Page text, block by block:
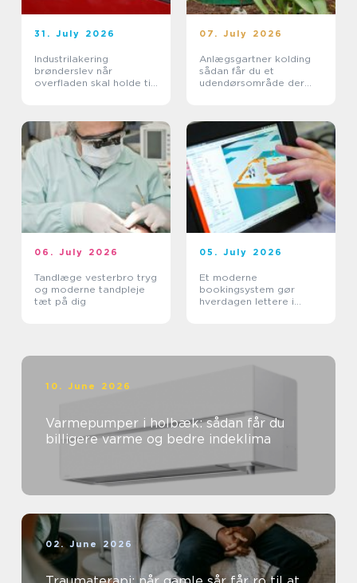
31. July 2026
Industrilakering
brønderslev når
overfladen skal holde til
07. July 2026
Anlægsgartner kolding
sådan får du et
udendørsområde der
06. July 2026
Tandlæge vesterbro tryg
og moderne tandpleje
tæt på dig
05. July 2026
Et moderne
bookingsystem gør
hverdagen lettere i
10. June 2026
Varmepumper i holbæk: sådan får du
billigere varme og bedre indeklima
02. June 2026